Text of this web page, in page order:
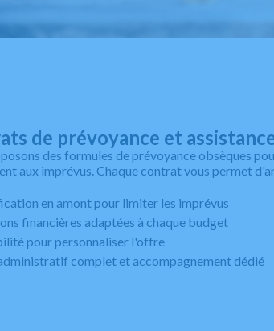
de prévoyance et
des formules de prévoyance obsèques
aux imprévus. Chaque contrat vous permet
en amont pour limiter les imprévus
financières adaptées à chaque budget
pour personnaliser l'offre
complet et accompagnement dédié